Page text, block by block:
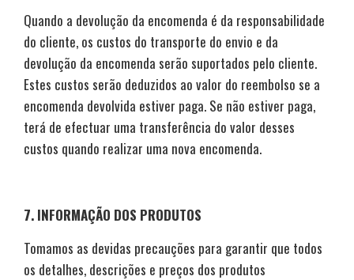
Quando a devolução da encomenda é da responsabilidade
do cliente, os custos do transporte do envio e da
devolução da encomenda serão suportados pelo cliente.
Estes custos serão deduzidos ao valor do reembolso se a
encomenda devolvida estiver paga. Se não estiver paga,
terá de efectuar uma transferência do valor desses
custos quando realizar uma nova encomenda.
7. INFORMAÇÃO DOS PRODUTOS
Tomamos as devidas precauções para garantir que todos
os detalhes, descrições e preços dos produtos